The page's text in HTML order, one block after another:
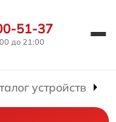
51-37
до 21:00
устройств